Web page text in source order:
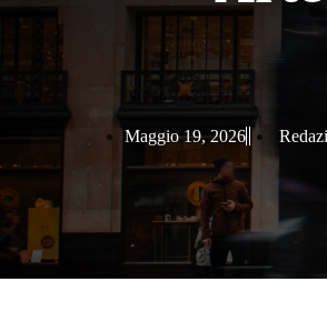
Maggio 19, 2026